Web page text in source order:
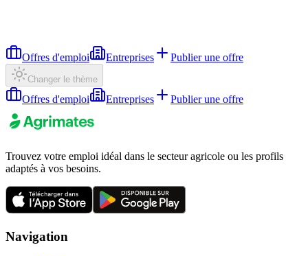
Offres d'emploi Entreprises Publier une offre
Changer le thème
Offres d'emploi Entreprises Publier une offre
Trouvez votre emploi idéal dans le secteur agricole ou les profils
adaptés à vos besoins.
Navigation